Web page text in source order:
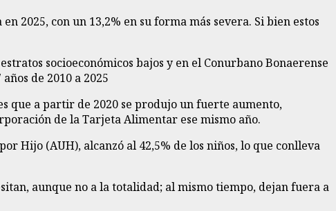
2025, con un 13,2% en su forma más severa. Si bien estos
socioeconómicos bajos y en el Conurbano Bonaerense
que a partir de 2020 se produjo un fuerte aumento,
de la Tarjeta Alimentar ese mismo año.
Hijo (AUH), alcanzó al 42,5% de los niños, lo que conlleva
aunque no a la totalidad; al mismo tiempo, dejan fuera a